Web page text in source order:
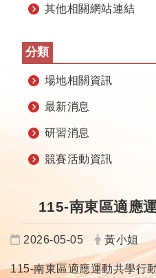
其他相關網站連結
分類
場地相關資訊
最新消息
研習消息
競賽活動資訊
115-南東區適應
日期：
2026-05-05 發布者：
黃小姐
115-南東區適應運動共學行